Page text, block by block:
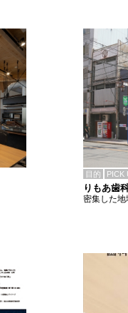
目的 PICK
りもあ歯
密集した